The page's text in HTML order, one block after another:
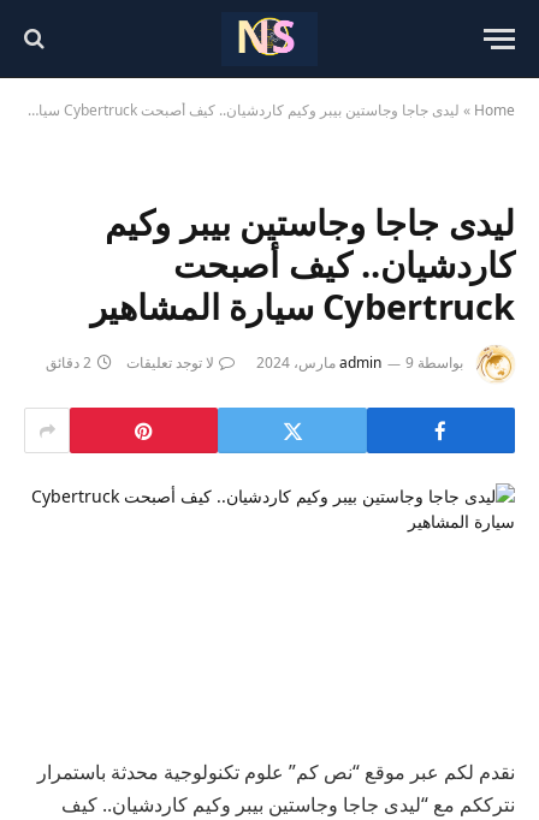
Home
» ليدى جاجا وجاستين بيبر وكيم كاردشيان.. كيف أصبحت Cybertruck سيارة المشاهير
ليدى جاجا وجاستين بيبر وكيم
كاردشيان.. كيف أصبحت
Cybertruck سيارة المشاهير
بواسطة admin 9 مارس، 2024 لا توجد تعليقات 2 دقائق
نقدم لكم عبر موقع “نص كم” علوم تكنولوجية محدثة باستمرار
نترككم مع “ليدى جاجا وجاستين بيبر وكيم كاردشيان.. كيف